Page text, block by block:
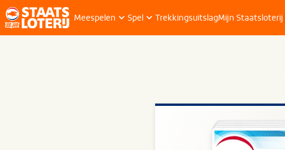
Meespelen Spel TrekkingsuitslagMijn Staatsloterij